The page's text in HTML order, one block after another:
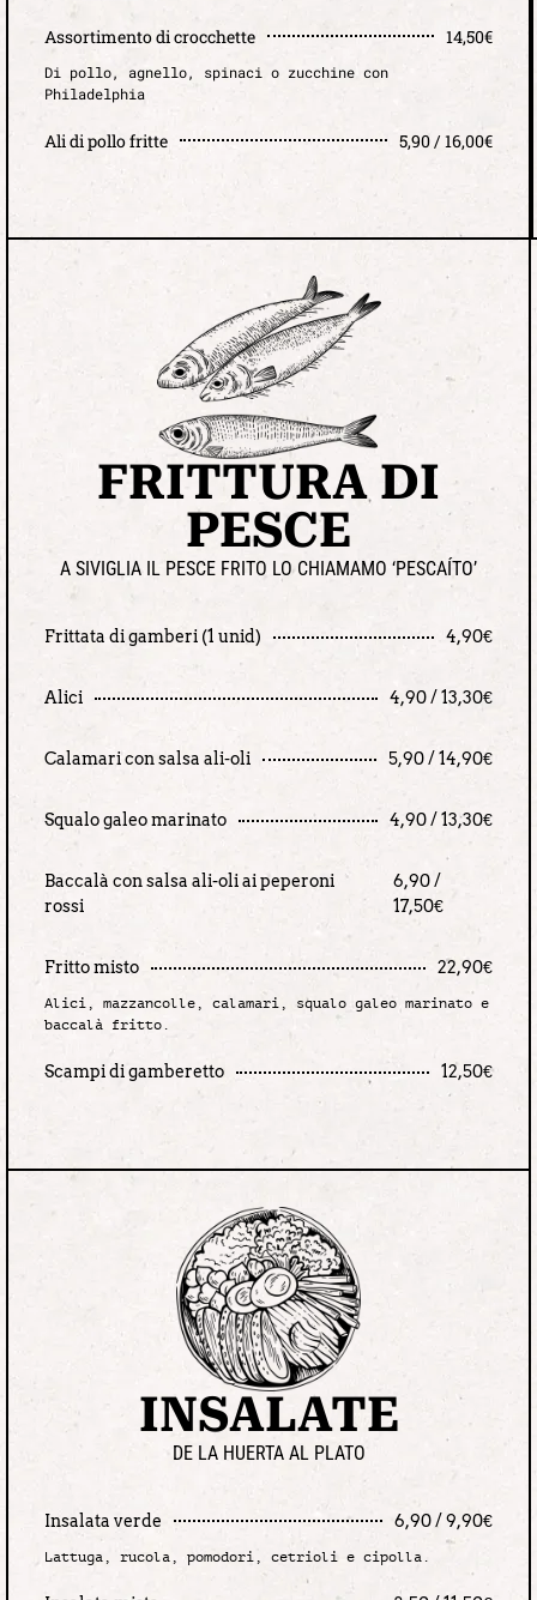
Assortimento di crocchette 14,50€
Di pollo, agnello, spinaci o zucchine con
Philadelphia
Ali di pollo fritte 5,90 / 16,00€
FRITTURA DI
PESCE
A SIVIGLIA IL PESCE FRITO LO CHIAMAMO ‘PESCAÍTO’
Frittata di gamberi (1 unid) 4,90€
Alici 4,90 / 13,30€
Calamari con salsa ali-oli 5,90 / 14,90€
Squalo galeo marinato 4,90 / 13,30€
Baccalà con salsa ali-oli ai peperoni
rossi
6,90 /
17,50€
Fritto misto 22,90€
Alici, mazzancolle, calamari, squalo galeo marinato e
baccalà fritto.
Scampi di gamberetto 12,50€
INSALATE
DE LA HUERTA AL PLATO
Insalata verde 6,90 / 9,90€
Lattuga, rucola, pomodori, cetrioli e cipolla.